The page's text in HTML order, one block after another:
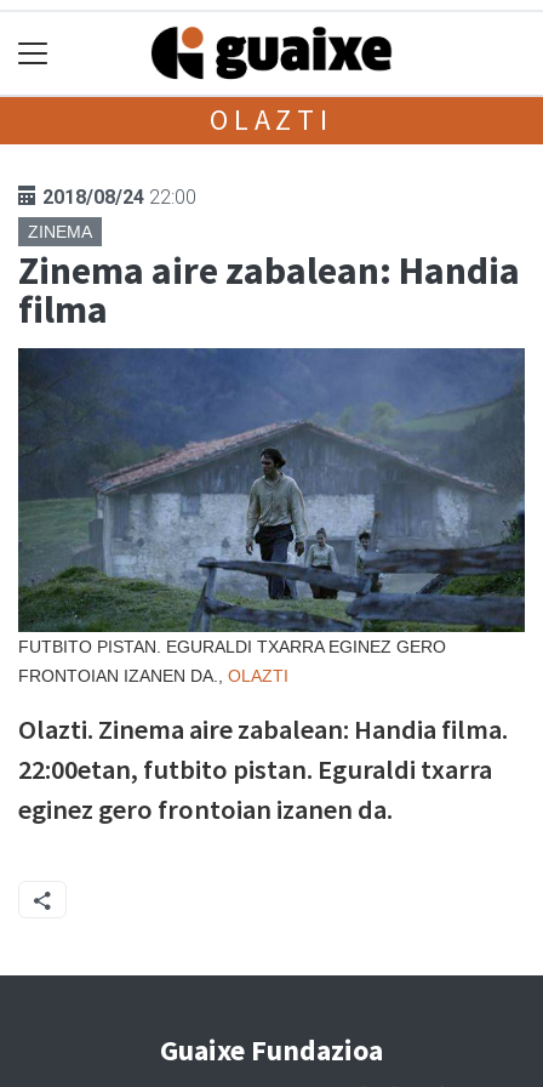
OLAZTI
2018/08/24 22:00
ZINEMA
Zinema aire zabalean: Handia
filma
FUTBITO PISTAN. EGURALDI TXARRA EGINEZ GERO
FRONTOIAN IZANEN DA., OLAZTI
Olazti. Zinema aire zabalean: Handia filma.
22:00etan, futbito pistan. Eguraldi txarra
eginez gero frontoian izanen da.
Guaixe Fundazioa